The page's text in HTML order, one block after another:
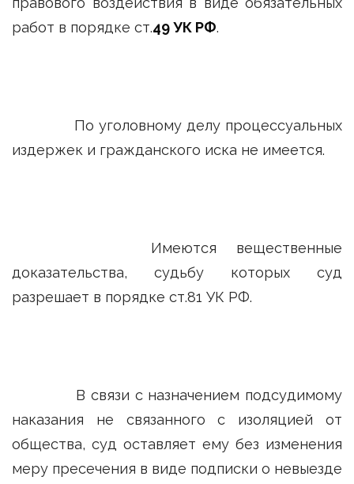
работ в порядке ст.49 УК РФ.
По уголовному делу процессуальных
издержек и гражданского иска не имеется.
Имеются вещественные
доказательства, судьбу которых суд
разрешает в порядке ст.81 УК РФ.
В связи с назначением подсудимому
наказания не связанного с изоляцией от
общества, суд оставляет ему без изменения
меру пресечения в виде подписки о невыезде